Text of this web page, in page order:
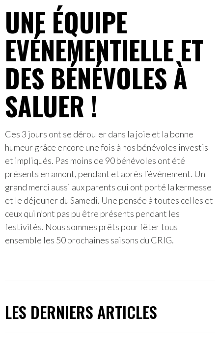
UNE ÉQUIPE
EVÉNEMENTIELLE ET
DES BÉNÉVOLES À
SALUER !
Ces 3 jours ont se dérouler dans la joie et la bonne
humeur grâce encore une fois à nos bénévoles investis
et impliqués. Pas moins de 90 bénévoles ont été
présents en amont, pendant et après l’événement. Un
grand merci aussi aux parents qui ont porté la kermesse
et le déjeuner du Samedi. Une pensée à toutes celles et
ceux qui n’ont pas pu être présents pendant les
festivités. Nous sommes prêts pour fêter tous
ensemble les 50 prochaines saisons du CRIG.
LES DERNIERS ARTICLES